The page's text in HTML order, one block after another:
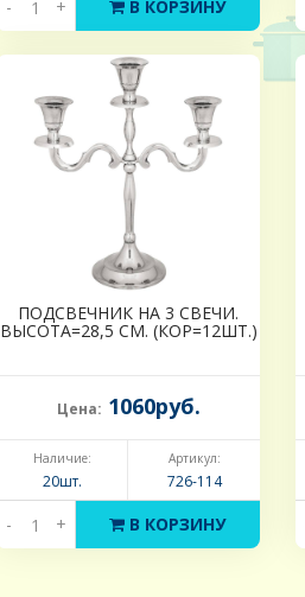
- + В КОРЗИНУ
ПОДСВЕЧНИК НА 3 СВЕЧИ.
ВЫСОТА=28,5 СМ. (КОР=12ШТ.)
Цена: 1060руб.
Наличие:
20шт.
Артикул:
726-114
- + В КОРЗИНУ